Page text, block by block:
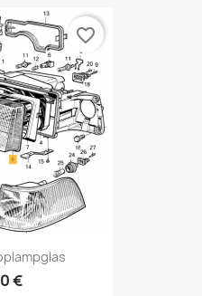
€
favorite_border